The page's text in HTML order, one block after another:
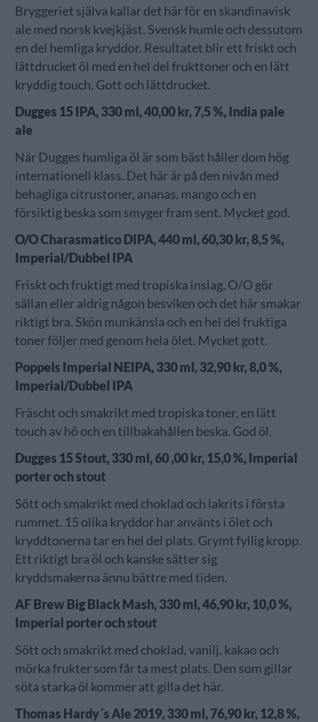
Bryggeriet själva kallar det här för en skandinavisk
ale med norsk kvejkjäst. Svensk humle och dessutom
en del hemliga kryddor. Resultatet blir ett friskt och
lättdrucket öl med en hel del frukttoner och en lätt
kryddig touch. Gott och lättdrucket.
Dugges 15 IPA, 330 ml, 40,00 kr, 7,5 %, India pale
ale
När Dugges humliga öl är som bäst håller dom hög
internationell klass. Det här är på den nivån med
behagliga citrustoner, ananas, mango och en
försiktig beska som smyger fram sent. Mycket god.
O/O Charasmatico DIPA, 440 ml, 60,30 kr, 8,5 %,
Imperial/Dubbel IPA
Friskt och fruktigt med tropiska inslag, O/O gör
sällan eller aldrig någon besviken och det här smakar
riktigt bra. Skön munkänsla och en hel del fruktiga
toner följer med genom hela ölet. Mycket gott.
Poppels Imperial NEIPA, 330 ml, 32,90 kr, 8,0 %,
Imperial/Dubbel IPA
Fräscht och smakrikt med tropiska toner, en lätt
touch av hö och en tillbakahållen beska. God öl.
Dugges 15 Stout, 330 ml, 60 ,00 kr, 15,0 %, Imperial
porter och stout
Sött och smakrikt med choklad och lakrits i första
rummet. 15 olika kryddor har använts i ölet och
kryddtonerna tar en hel del plats. Grymt fyllig kropp.
Ett riktigt bra öl och kanske sätter sig
kryddsmakerna ännu bättre med tiden.
AF Brew Big Black Mash, 330 ml, 46,90 kr, 10,0 %,
Imperial porter och stout
Sött och smakrikt med choklad, vanilj, kakao och
mörka frukter som får ta mest plats. Den som gillar
söta starka öl kommer att gilla det här.
Thomas Hardy´s Ale 2019, 330 ml, 76,90 kr, 12,8 %,